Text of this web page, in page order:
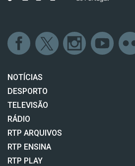
NOTÍCIAS
DESPORTO
TELEVISÃO
RÁDIO
RTP ARQUIVOS
RTP ENSINA
RTP PLAY